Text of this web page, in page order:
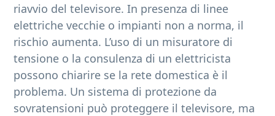
riavvio del televisore. In presenza di linee
elettriche vecchie o impianti non a norma, il
rischio aumenta. L’uso di un misuratore di
tensione o la consulenza di un elettricista
possono chiarire se la rete domestica è il
problema. Un sistema di protezione da
sovratensioni può proteggere il televisore, ma